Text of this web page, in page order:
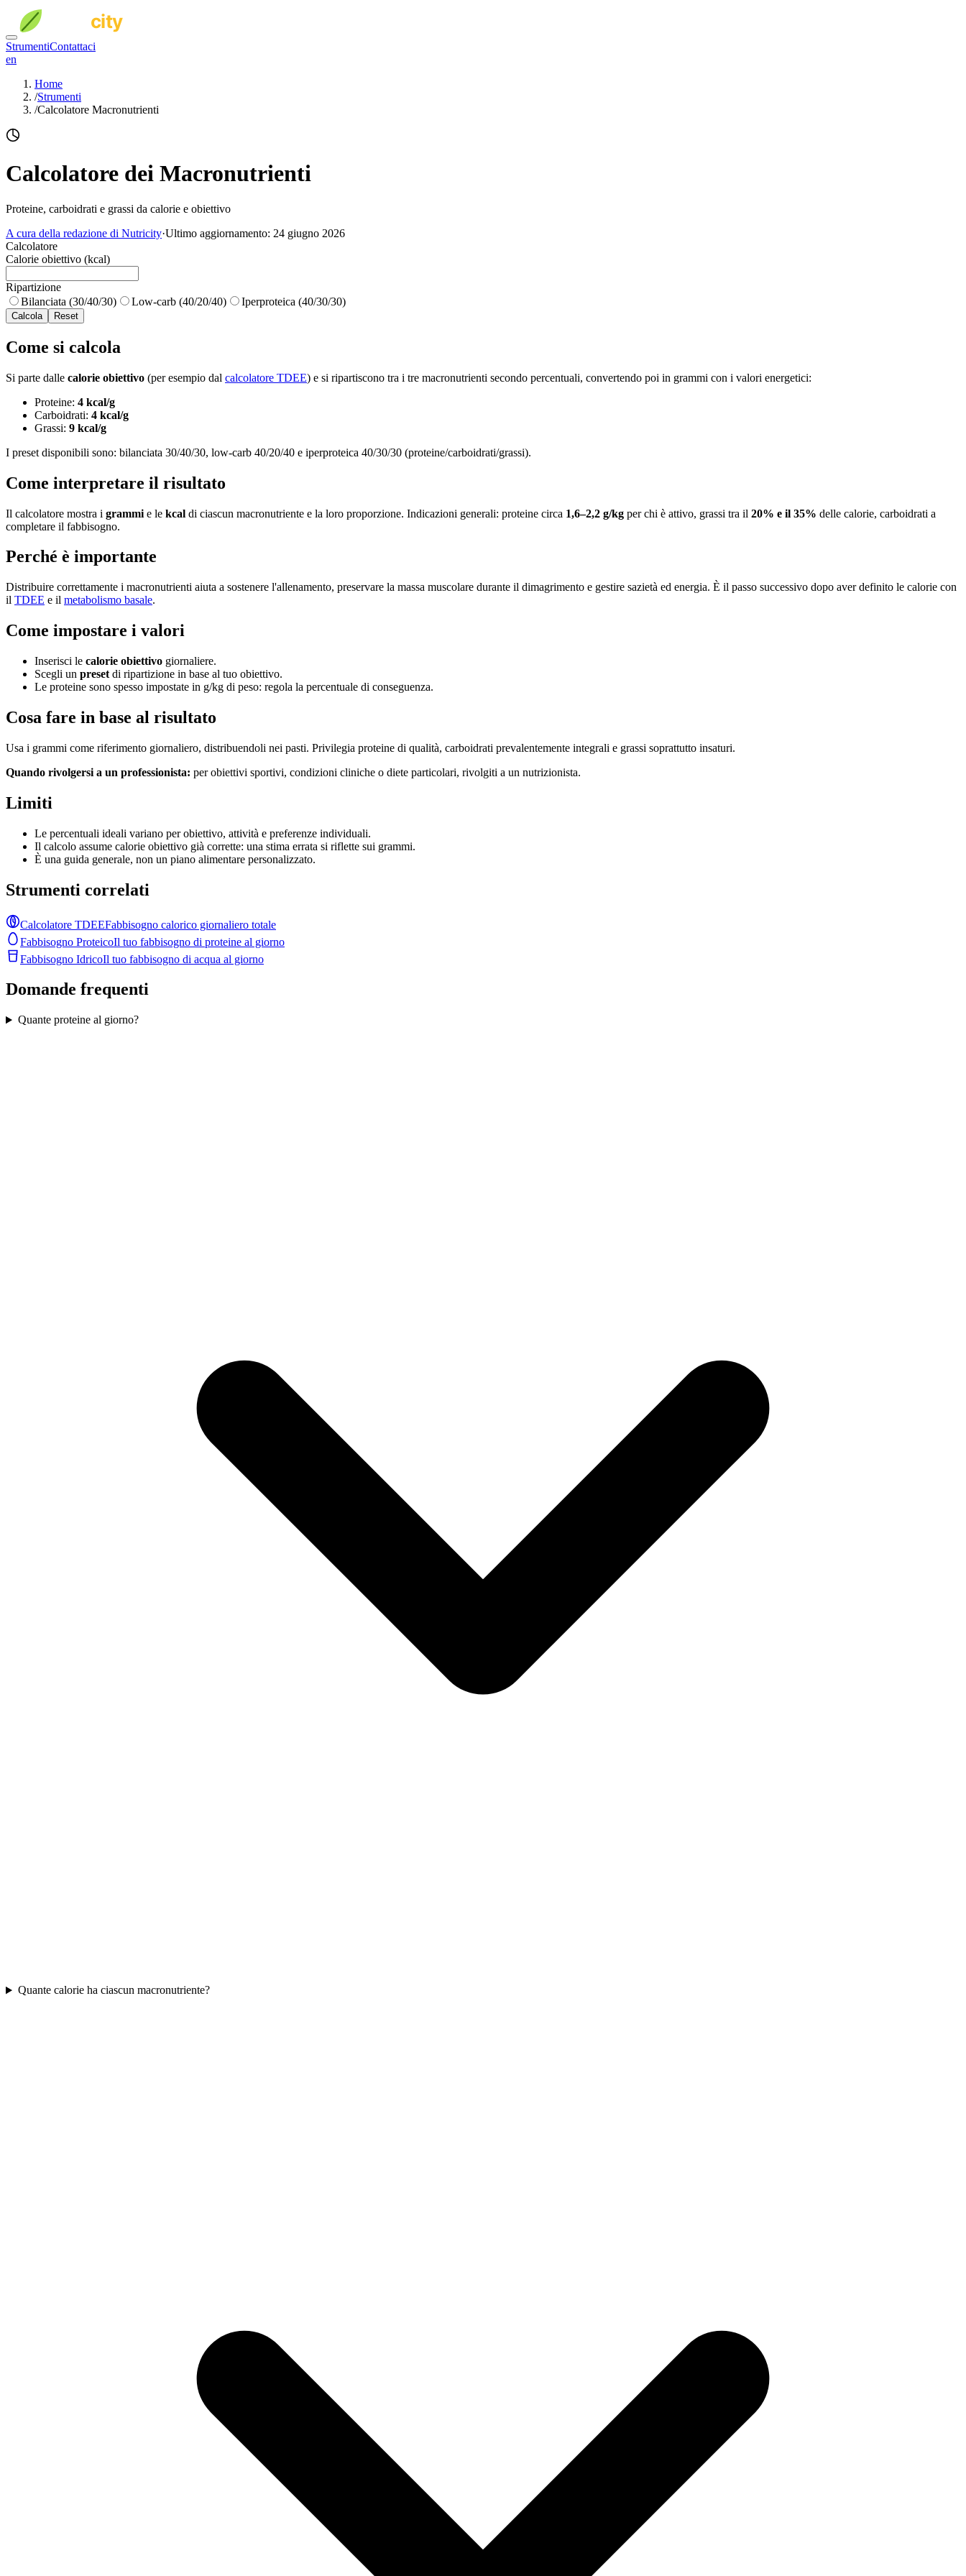
StrumentiContattaci
en
Home
/Strumenti
/Calcolatore Macronutrienti
Calcolatore dei Macronutrienti
Proteine, carboidrati e grassi da calorie e obiettivo
A cura della redazione di Nutricity·Ultimo aggiornamento: 24 giugno 2026
Calcolatore
Calorie obiettivo (kcal)
Ripartizione
Bilanciata (30/40/30)
Low-carb (40/20/40) Iperproteica (40/30/30)
Calcola Reset
Come si calcola
Si parte dalle calorie obiettivo (per esempio dal calcolatore TDEE) e si ripartiscono tra i tre macronutrienti secondo percentuali, convertendo poi in grammi con i valori energetici:
Proteine: 4 kcal/g
Carboidrati: 4 kcal/g
Grassi: 9 kcal/g
I preset disponibili sono: bilanciata 30/40/30, low-carb 40/20/40 e iperproteica 40/30/30 (proteine/carboidrati/grassi).
Come interpretare il risultato
Il calcolatore mostra i grammi e le kcal di ciascun macronutriente e la loro proporzione. Indicazioni generali: proteine circa 1,6–2,2 g/kg per chi è attivo, grassi tra il 20% e il 35% delle calorie, carboidrati a
completare il fabbisogno.
Perché è importante
Distribuire correttamente i macronutrienti aiuta a sostenere l'allenamento, preservare la massa muscolare durante il dimagrimento e gestire sazietà ed energia. È il passo successivo dopo aver definito le calorie con
il TDEE e il metabolismo basale.
Come impostare i valori
Inserisci le calorie obiettivo giornaliere.
Scegli un preset di ripartizione in base al tuo obiettivo.
Le proteine sono spesso impostate in g/kg di peso: regola la percentuale di conseguenza.
Cosa fare in base al risultato
Usa i grammi come riferimento giornaliero, distribuendoli nei pasti. Privilegia proteine di qualità, carboidrati prevalentemente integrali e grassi soprattutto insaturi.
Quando rivolgersi a un professionista: per obiettivi sportivi, condizioni cliniche o diete particolari, rivolgiti a un nutrizionista.
Limiti
Le percentuali ideali variano per obiettivo, attività e preferenze individuali.
Il calcolo assume calorie obiettivo già corrette: una stima errata si riflette sui grammi.
È una guida generale, non un piano alimentare personalizzato.
Strumenti correlati
Calcolatore TDEEFabbisogno calorico giornaliero totale
Fabbisogno ProteicoIl tuo fabbisogno di proteine al giorno
Fabbisogno IdricoIl tuo fabbisogno di acqua al giorno
Domande frequenti
Quante proteine al giorno?
Quante calorie ha ciascun macronutriente?